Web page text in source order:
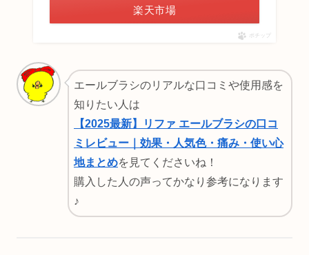
楽天市場
ポチップ
エールブラシのリアルな口コミや使用感を
知りたい人は
【2025最新】リファ エールブラシの口コ
ミレビュー｜効果・人気色・痛み・使い心
地まとめを見てくださいね！
購入した人の声ってかなり参考になります
♪